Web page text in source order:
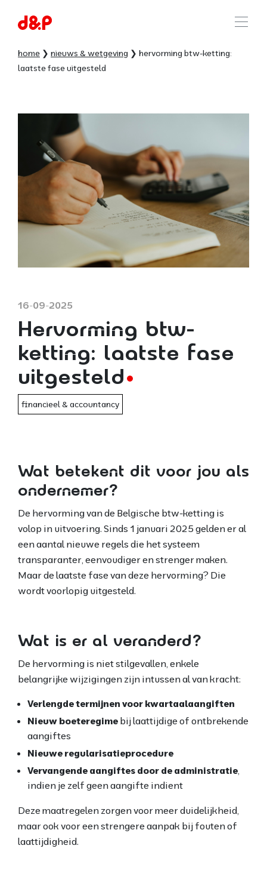
home nieuws & wetgeving
hervorming btw-ketting:
laatste fase uitgesteld
16-09-2025
Hervorming btw-
ketting: laatste fase
uitgesteld
financieel & accountancy
Wat betekent dit voor jou als
ondernemer?
De hervorming van de Belgische btw-ketting is
volop in uitvoering. Sinds 1 januari 2025 gelden er al
een aantal nieuwe regels die het systeem
transparanter, eenvoudiger en strenger maken.
Maar de laatste fase van deze hervorming? Die
wordt voorlopig uitgesteld.
Wat is er al veranderd?
De hervorming is niet stilgevallen, enkele
belangrijke wijzigingen zijn intussen al van kracht:
Verlengde termijnen voor kwartaalaangiften
Nieuw boeteregime bij laattijdige of ontbrekende
aangiftes
Nieuwe regularisatieprocedure
Vervangende aangiftes door de administratie,
indien je zelf geen aangifte indient
Deze maatregelen zorgen voor meer duidelijkheid,
maar ook voor een strengere aanpak bij fouten of
laattijdigheid.